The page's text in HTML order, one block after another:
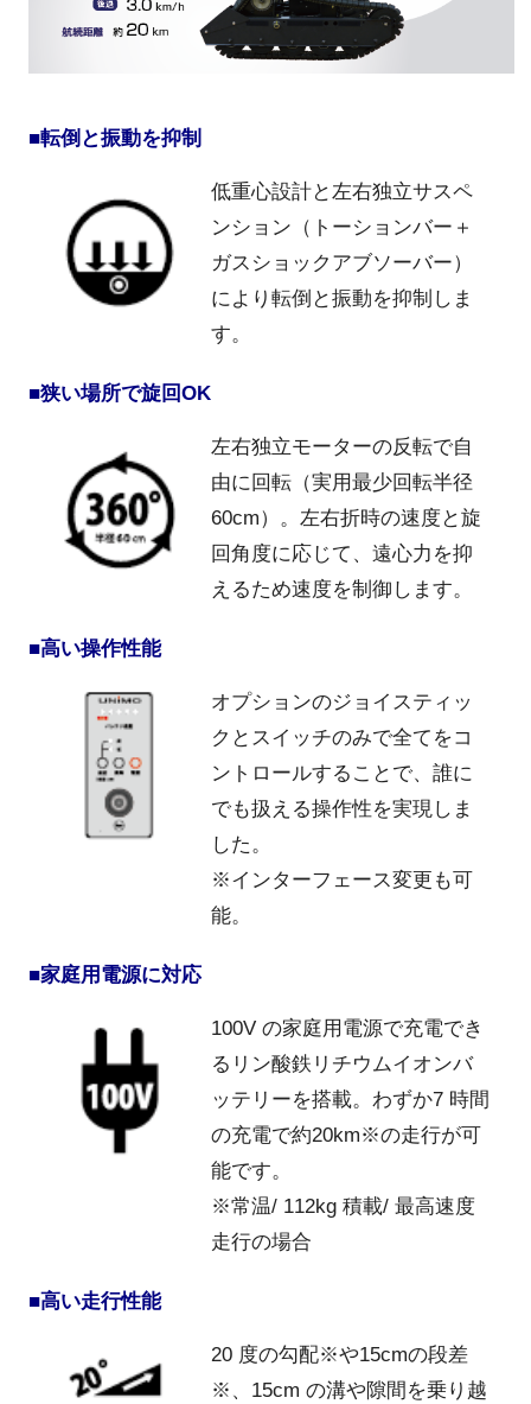
■転倒と振動を抑制
低重心設計と左右独立サスペ
ンション（トーションバー＋
ガスショックアブソーバー）
により転倒と振動を抑制しま
す。
■狭い場所で旋回OK
左右独立モーターの反転で自
由に回転（実用最少回転半径
60cm）。左右折時の速度と旋
回角度に応じて、遠心力を抑
えるため速度を制御します。
■高い操作性能
オプションのジョイスティッ
クとスイッチのみで全てをコ
ントロールすることで、誰に
でも扱える操作性を実現しま
した。
※インターフェース変更も可
能。
■家庭用電源に対応
100V の家庭用電源で充電でき
るリン酸鉄リチウムイオンバ
ッテリーを搭載。わずか7 時間
の充電で約20km※の走行が可
能です。
※常温/ 112kg 積載/ 最高速度
走行の場合
■高い走行性能
20 度の勾配※や15cmの段差
※、15cm の溝や隙間を乗り越